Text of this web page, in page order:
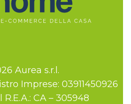
Aurea s.r.l.
Imprese: 03911450926
CA – 305948